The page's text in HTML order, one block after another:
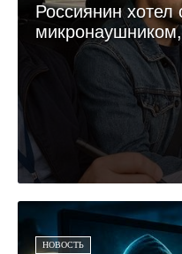
Россиянин хотел
НОВОСТЬ